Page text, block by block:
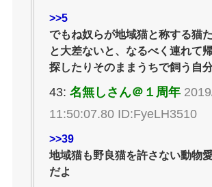
>>5
でもね奴らが地域猫と称する猫
と大差ないと、なるべく連れて
探したりそのままうちで飼う自
43: 名無しさん＠１周年
11:50:07.80 ID:FyeLH3510
>>39
地域猫も野良猫を許さない動物
だよ